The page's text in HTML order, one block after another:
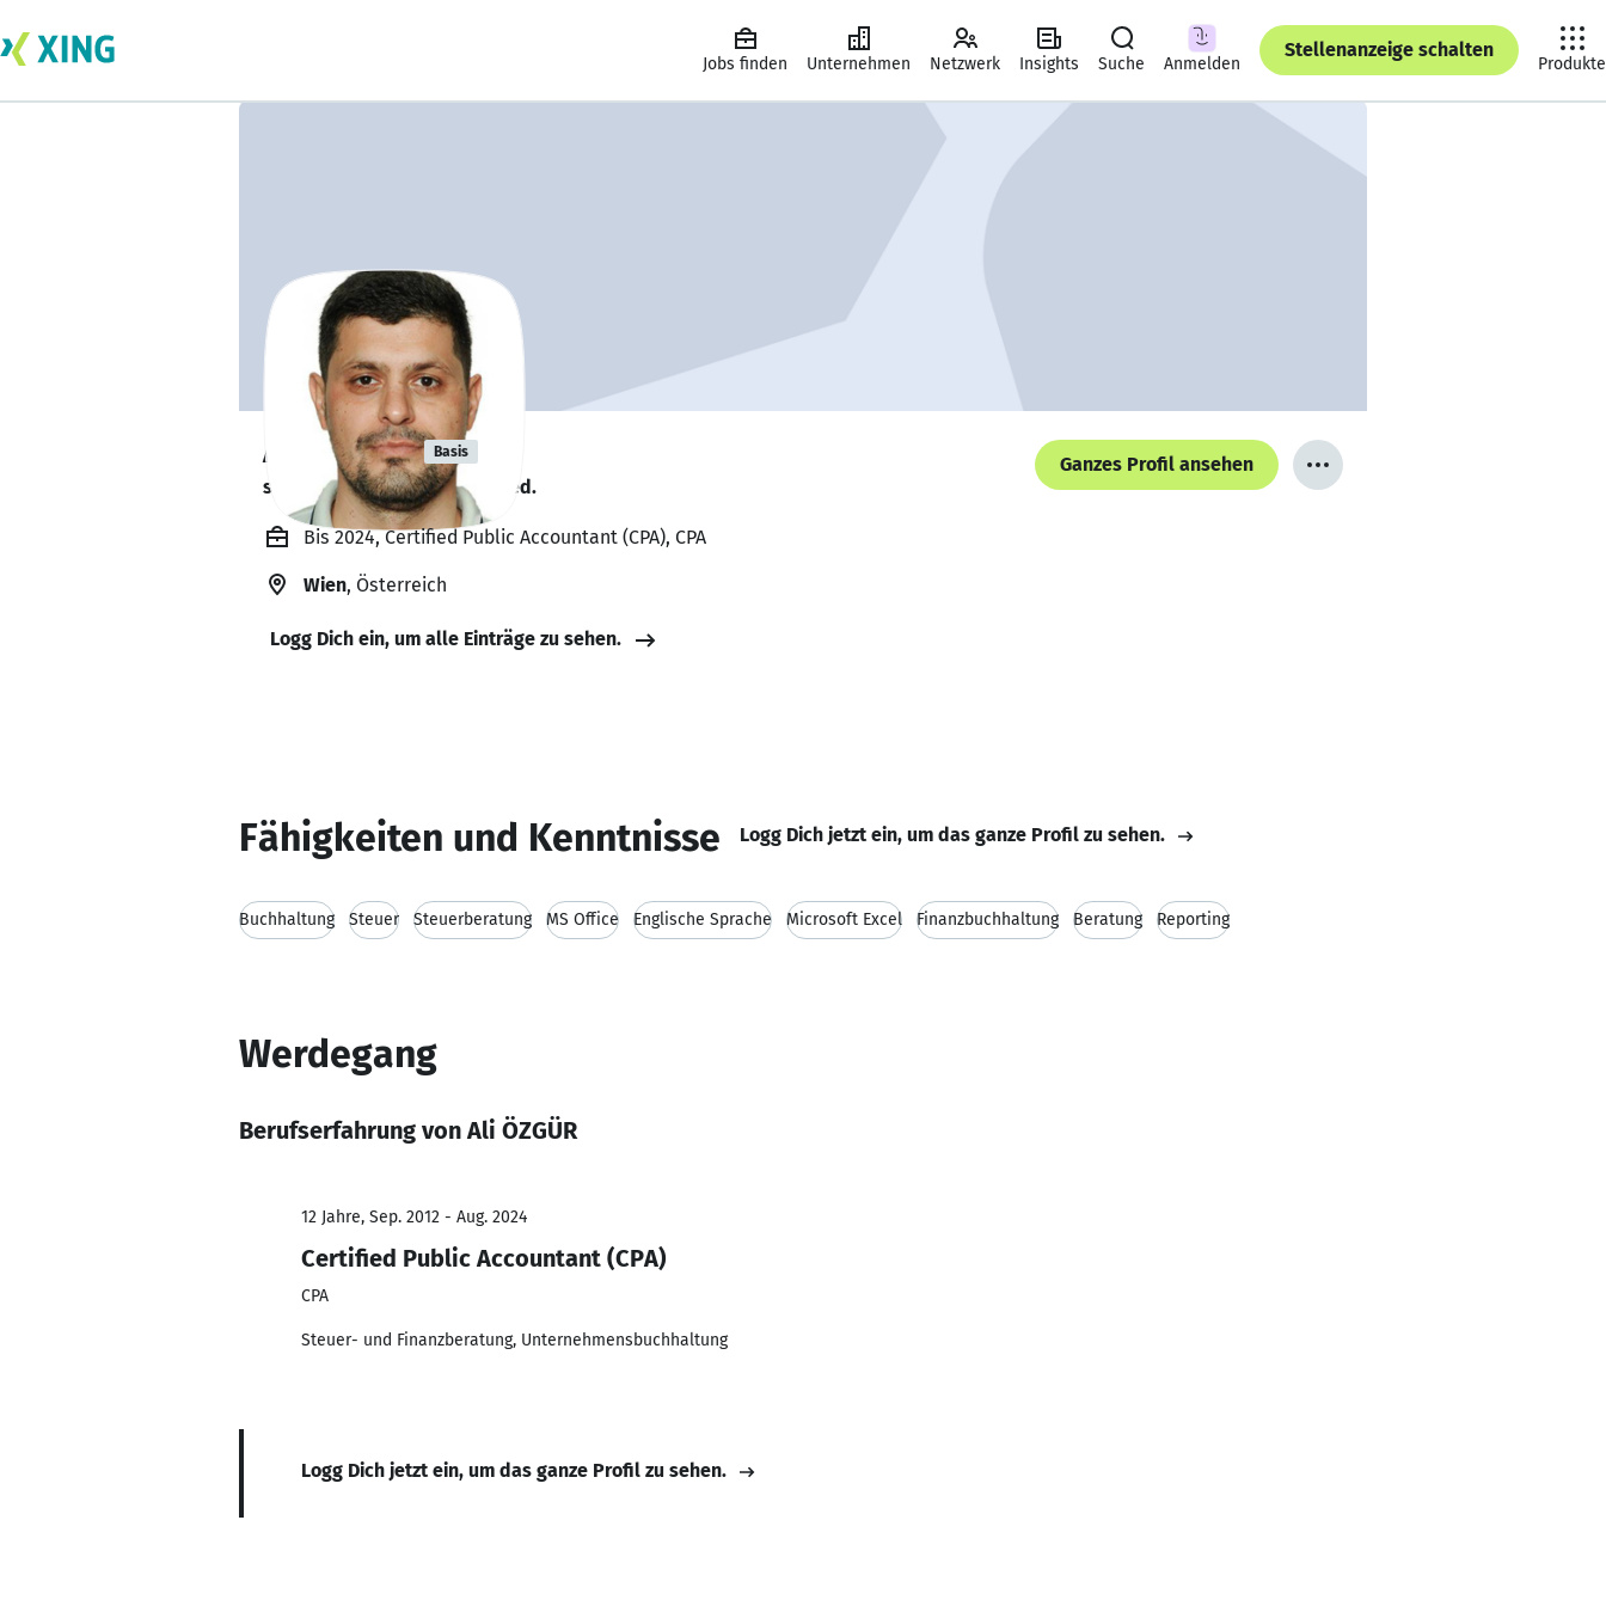
Jobs finden Unternehmen Netzwerk Insights Suche Anmelden
Stellenanzeige schalten
Produkte
Ali ÖZGÜR Basis
sucht ein neues Team-Mitglied.
Ganzes Profil ansehen
Bis 2024, Certified Public Accountant (CPA), CPA
Wien, Österreich
Logg Dich ein, um alle Einträge zu sehen.
Fähigkeiten und Kenntnisse Logg Dich jetzt ein, um das ganze Profil zu sehen.
Buchhaltung Steuer Steuerberatung MS Office Englische Sprache Microsoft Excel Finanzbuchhaltung Beratung Reporting
Werdegang
Berufserfahrung von Ali ÖZGÜR
12 Jahre, Sep. 2012 - Aug. 2024
Certified Public Accountant (CPA)
CPA
Steuer- und Finanzberatung, Unternehmensbuchhaltung
Logg Dich jetzt ein, um das ganze Profil zu sehen.